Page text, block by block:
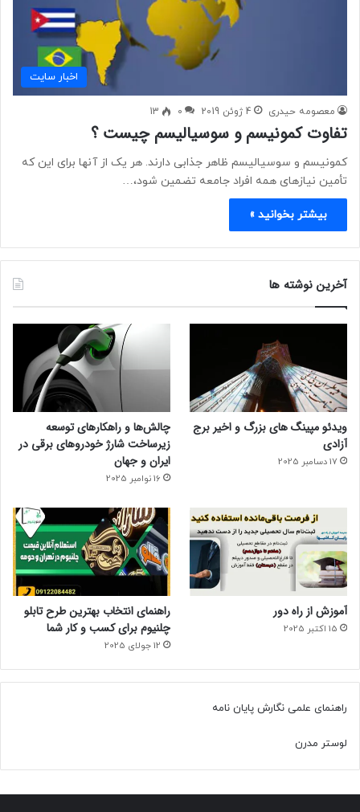
اخبار سایت
معصومه حیدری 4 ژوئن 2019 0
13
تفاوت کمونیسم و سوسیالیسم چیست ؟
کمونیسم و سوسیالیسم ظاهر جذابی دارند. هر یک از آنها برای این که
تأمین نیازهای همه افراد جامعه تضمین شود،…
بیشتر بخوانید »
آخرین نوشته ها
ویدئو مپینگ های بزرگ و اخیر برج
آزادی
17 دسامبر 2025
چالش‌ها و راهکارهای توسعه
زیرساخت شارژ خودروهای برقی در
ایران و جهان
16 نوامبر 2025
آموزش از راه دور
15 اکتبر 2025
راهنمای انتخاب بهترین طرح تابلو
چلنیوم برای کسب و کار شما
12 جولای 2025
راهنمای علمی نگارش پایان نامه
لوستر مدرن